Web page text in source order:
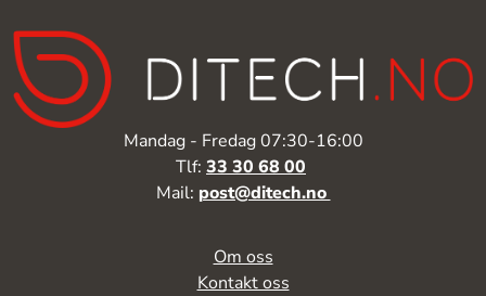
Mandag - Fredag 07:30-16:00
Tlf: 33 30 68 00
Mail: post@ditech.no
Om oss
Kontakt oss